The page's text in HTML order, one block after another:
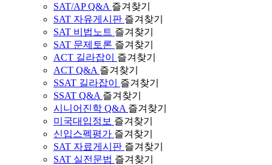
SAT/AP Q&A 즐겨찾기
SAT 자유게시판 즐겨찾기
SAT 비법노트 즐겨찾기
SAT 문제토론 즐겨찾기
ACT 길라잡이
즐겨찾기
ACT Q&A 즐겨찾기
SSAT 길라잡이
즐겨찾기
SSAT Q&A 즐겨찾기
시니어진학 Q&A 즐겨찾기
미국대입정보 즐겨찾기
신입스펙평가 즐겨찾기
SAT 자료게시판 즐겨찾기
SAT 실전문법 즐겨찾기